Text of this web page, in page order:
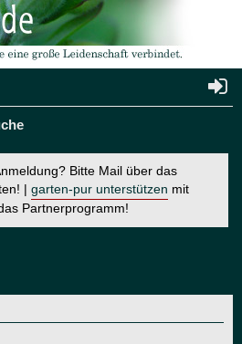
Bitte Mail über das
| garten-pur unterstützen mit
Partnerprogramm!